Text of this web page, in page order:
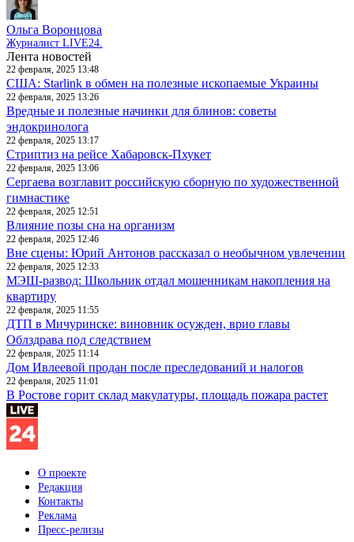
Ольга Воронцова
Журналист LIVE24.
Лента новостей
22 февраля, 2025 13:48
США: Starlink в обмен на полезные ископаемые Украины
22 февраля, 2025 13:26
Вредные и полезные начинки для блинов: советы
эндокринолога
22 февраля, 2025 13:17
Стриптиз на рейсе Хабаровск-Пхукет
22 февраля, 2025 13:06
Сергаева возглавит российскую сборную по художественной
гимнастике
22 февраля, 2025 12:51
Влияние позы сна на организм
22 февраля, 2025 12:46
Вне сцены: Юрий Антонов рассказал о необычном увлечении
22 февраля, 2025 12:33
МЭШ-развод: Школьник отдал мошенникам накопления на
квартиру
22 февраля, 2025 11:55
ДТП в Мичуринске: виновник осужден, врио главы
Облздрава под следствием
22 февраля, 2025 11:14
Дом Ивлеевой продан после преследований и налогов
22 февраля, 2025 11:01
В Ростове горит склад макулатуры, площадь пожара растет
О проекте
Редакция
Контакты
Реклама
Пресс-релизы